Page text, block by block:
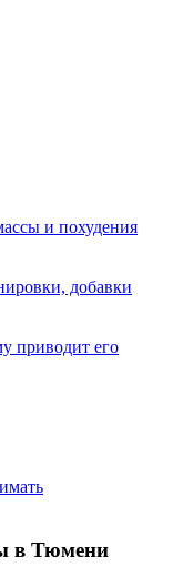
и похудения
добавки
приводит его
в Тюмени